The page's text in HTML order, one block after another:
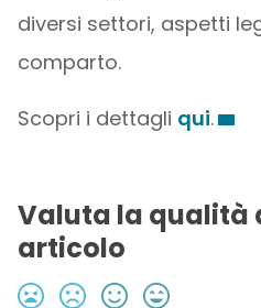
diversi settori, aspetti
comparto.
Scopri i dettagli qui.
Valuta la qualità
articolo